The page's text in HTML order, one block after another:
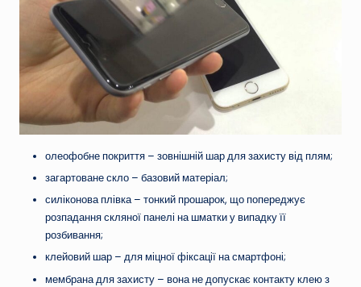
олеофобне покриття – зовнішній шар для захисту від плям;
загартоване скло – базовий матеріал;
силіконова плівка – тонкий прошарок, що попереджує
розпадання скляної панелі на шматки у випадку її
розбивання;
клейовий шар – для міцної фіксації на смартфоні;
мембрана для захисту – вона не допускає контакту клею з